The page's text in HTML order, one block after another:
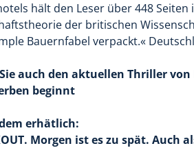
hält den Leser über 448 Seiten
der britischen
Bauernfabel verpackt.«
auch den aktuellen Thriller von
beginnt
erhätlich:
Morgen ist es zu spät. Auch